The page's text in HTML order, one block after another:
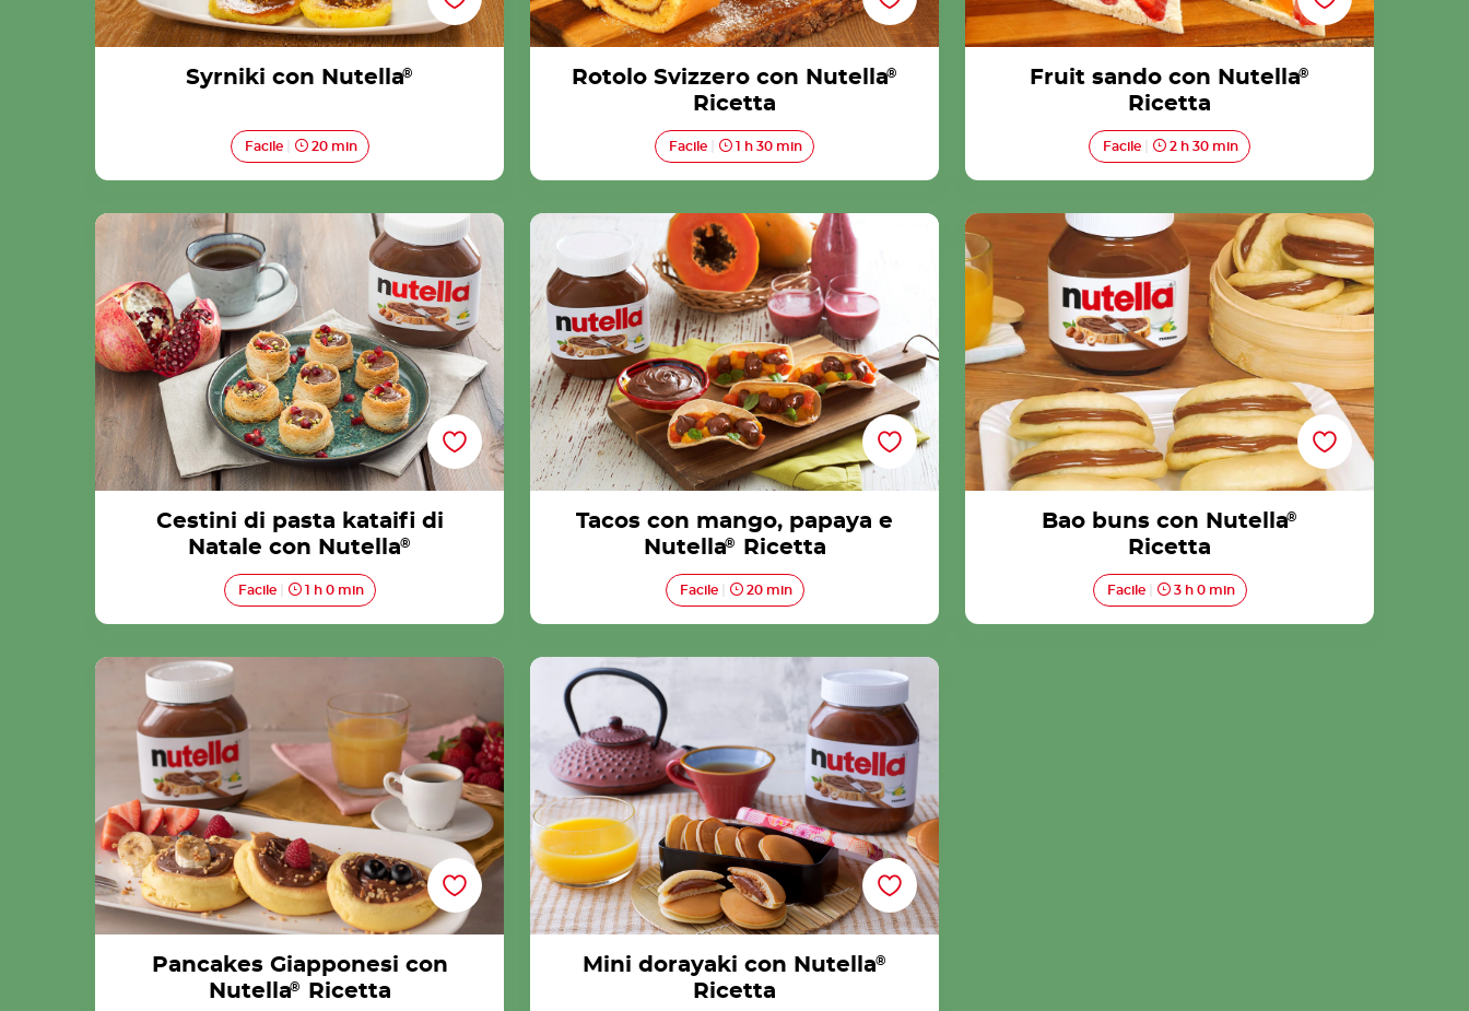
Syrniki con Nutella®
Facile 20 min
Rotolo Svizzero con Nutella®
Ricetta
Facile 1 h 30 min
Fruit sando con Nutella®
Ricetta
Facile 2 h 30 min
Cestini di pasta kataifi di Natale con Nutella®
Cestini di pasta kataifi di
Natale con Nutella®
Facile 1 h 0 min
Tacos con mango, papaya e Nutella® Ricetta
Tacos con mango, papaya e
Nutella® Ricetta
Facile 20 min
Bao buns con Nutella® Ricetta
Bao buns con Nutella®
Ricetta
Facile 3 h 0 min
Pancakes Giapponesi con Nutella® Ricetta
Pancakes Giapponesi con
Nutella® Ricetta
Mini dorayaki con Nutella® Ricetta
Mini dorayaki con Nutella®
Ricetta